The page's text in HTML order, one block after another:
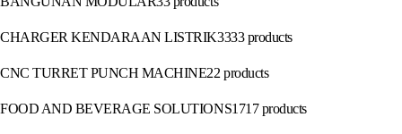
CHARGER KENDARAAN LISTRIK3333 products
CNC TURRET PUNCH MACHINE22 products
FOOD AND BEVERAGE SOLUTIONS1717 products